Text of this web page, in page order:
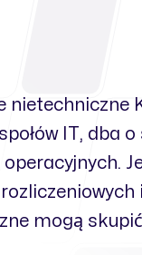
IT, dba o
i
mogą